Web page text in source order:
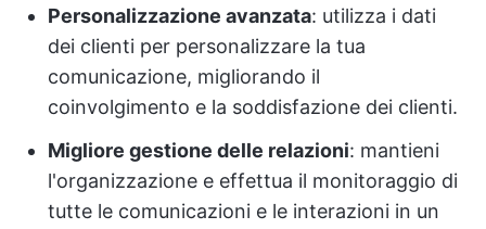
Personalizzazione avanzata: utilizza i dati
dei clienti per personalizzare la tua
comunicazione, migliorando il
coinvolgimento e la soddisfazione dei clienti.
Migliore gestione delle relazioni: mantieni
l'organizzazione e effettua il monitoraggio di
tutte le comunicazioni e le interazioni in un